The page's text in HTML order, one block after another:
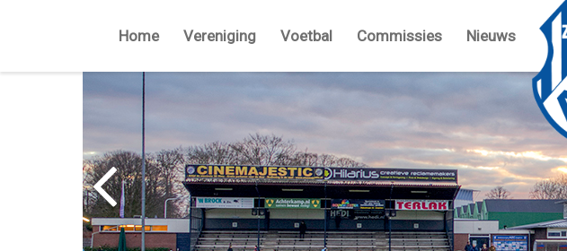
Home Vereniging Voetbal Commissies Nieuws